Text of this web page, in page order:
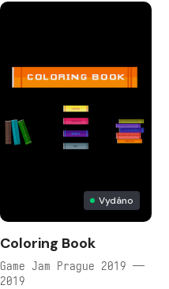
Vydáno
Coloring Book
Game Jam Prague 2019 —
2019